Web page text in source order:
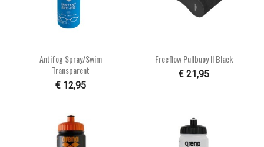
Antifog Spray/Swim
Transparent
€ 12,95
Freeflow Pullbuoy II Black
€ 21,95